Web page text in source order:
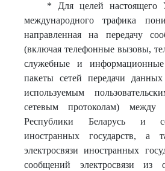
* Для целей настоящего
международного трафика
направленная на передачу
(включая телефонные вызовы,
служебные и
пакеты сетей передачи
используемым
сетевым протоколам) между
Республики Беларусь и
иностранных государств, а
электросвязи иностранных
сообщений электросвязи из